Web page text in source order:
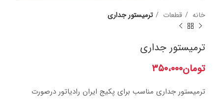
خانه قطعات ترمیستور جداری
ترمیستور جداری
تومان۳۵۰،۰۰۰
ترمیستور جداری مناسب برای پکیج ایران رادیاتور درصورت